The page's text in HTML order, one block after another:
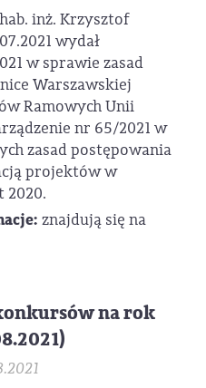
inż. Krzysztof
wydał
w sprawie zasad
Warszawskiej
Ramowych Unii
nr 65/2021 w
zasad postępowania
projektów w
2020.
znajdują się na
na rok